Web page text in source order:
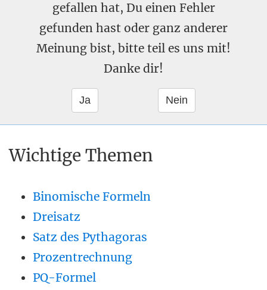
gefallen hat, Du einen Fehler
gefunden hast oder ganz anderer
Meinung bist, bitte teil es uns mit!
Danke dir!
Wichtige Themen
Binomische Formeln
Dreisatz
Satz des Pythagoras
Prozentrechnung
PQ-Formel